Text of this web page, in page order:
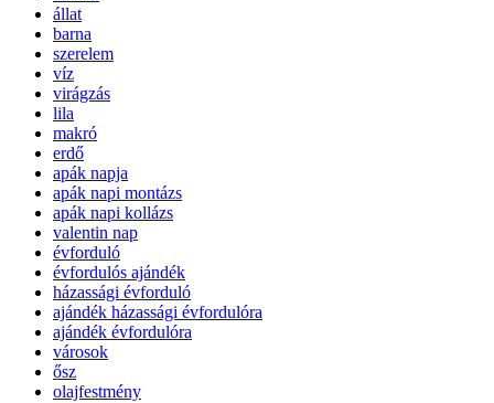
állat
barna
szerelem
víz
virágzás
lila
makró
erdő
apák napja
apák napi montázs
apák napi kollázs
valentin nap
évforduló
évfordulós ajándék
házassági évforduló
ajándék házassági évfordulóra
ajándék évfordulóra
városok
ősz
olajfestmény